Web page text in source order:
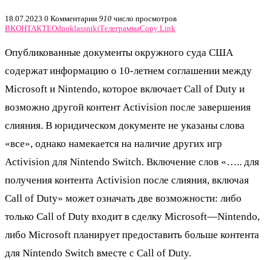
18.07.2023 0 Комментарии 910 число просмотров
ВКОНТАКТЕOdnoklassnikiТелеграммаCopy Link
Опубликованные документы окружного суда США
содержат информацию о 10-летнем соглашении между
Microsoft и Nintendo, которое включает Call of Duty и
возможно другой контент Activision после завершения
слияния. В юридическом документе не указаны слова
«все», однако намекается на наличие других игр
Activision для Nintendo Switch. Включение слов «….. для
получения контента Activision после слияния, включая
Call of Duty» может означать две возможности: либо
только Call of Duty входит в сделку Microsoft—Nintendo,
либо Microsoft планирует предоставить больше контента
для Nintendo Switch вместе с Call of Duty.